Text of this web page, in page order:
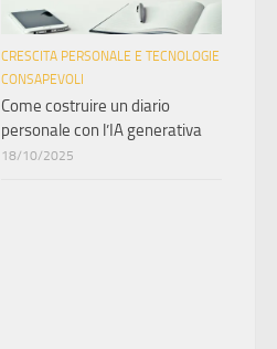
CRESCITA PERSONALE E TECNOLOGIE
CONSAPEVOLI
Come costruire un diario
personale con l’IA generativa
18/10/2025